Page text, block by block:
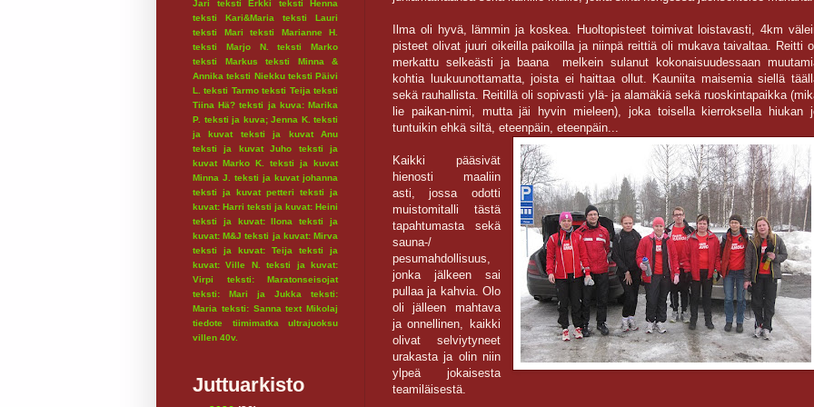
Ilma oli hyvä, lämmin ja koskea. Huoltopisteet toimivat loistavasti, 4km
pisteet olivat juuri oikeilla paikoilla ja niinpä reittiä oli mukava taivaltaa. Reitti
merkattu selkeästi ja baana melkein sulanut kokonaisuudessaan
kohtia luukuunottamatta, joista ei haittaa ollut. Kauniita maisemia siellä
sekä rauhallista. Reitillä oli sopivasti ylä- ja alamäkiä sekä ruoskintapaikka
lie paikan-nimi, mutta jäi hyvin mieleen), joka toisella kierroksella hiukan
tuntuikin ehkä siltä, eteenpäin, eteenpäin...
Kaikki pääsivät
hienosti maaliin
asti, jossa odotti
muistomitalli tästä
tapahtumasta sekä
sauna-/
pesumahdollisuus,
jonka jälkeen sai
pullaa ja kahvia. Olo
oli jälleen mahtava
ja onnellinen, kaikki
olivat selviytyneet
urakasta ja olin niin
ylpeä jokaisesta
teamiläisestä.
Jari
teksti Erkki
teksti Henna
teksti Kari&Maria
teksti Lauri
teksti Mari
teksti Marianne H.
teksti Marjo N.
teksti Marko
teksti Markus
teksti Minna &
Annika teksti Niekku teksti Päivi
L.
teksti Tarmo teksti Teija teksti
Tiina Hä? teksti ja kuva: Marika
P. teksti ja kuva; Jenna K. teksti
ja kuvat
teksti ja kuvat Anu
teksti ja kuvat Juho
teksti ja
kuvat Marko K.
teksti ja kuvat
Minna J.
teksti ja kuvat johanna
teksti ja kuvat petteri
teksti ja
kuvat: Harri teksti ja kuvat: Heini
teksti ja kuvat: Ilona
teksti ja
kuvat: M&J teksti ja kuvat: Mirva
teksti ja kuvat: Teija
teksti ja
kuvat: Ville N.
teksti ja kuvat:
Virpi
teksti: Maratonseisojat
teksti: Mari ja Jukka
teksti:
Maria teksti: Sanna text Mikolaj
tiedote
tiimimatka
ultrajuoksu
villen 40v.
Juttuarkisto